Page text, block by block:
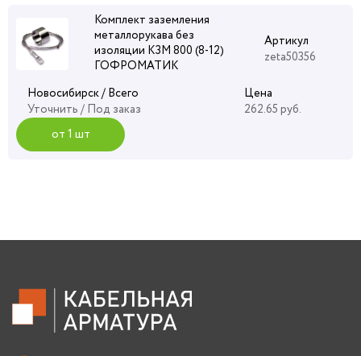
Комплект заземления
металлорукава без
изоляции КЗМ 800 (8-12)
ГОФРОМАТИК
Артикул
zeta50356
Новосибирск / Всего
Уточнить / Под заказ
Цена
262.65 руб.
от 1 шт